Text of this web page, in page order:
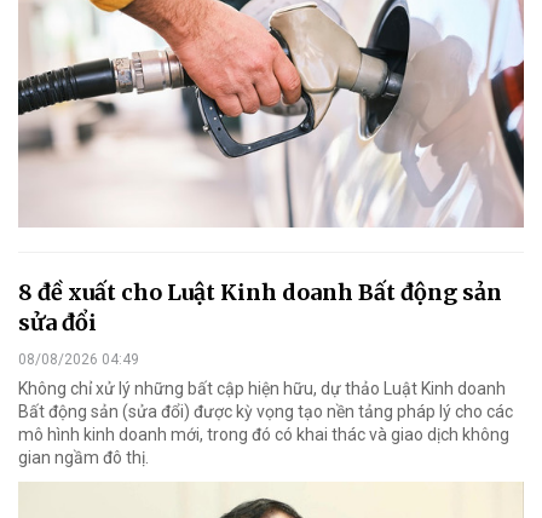
8 đề xuất cho Luật Kinh doanh Bất động sản
sửa đổi
08/08/2026 04:49
Không chỉ xử lý những bất cập hiện hữu, dự thảo Luật Kinh doanh
Bất động sản (sửa đổi) được kỳ vọng tạo nền tảng pháp lý cho các
mô hình kinh doanh mới, trong đó có khai thác và giao dịch không
gian ngầm đô thị.